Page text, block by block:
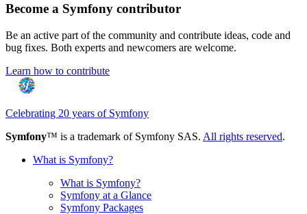
Become a Symfony contributor
Be an active part of the community and contribute ideas, code and
bug fixes. Both experts and newcomers are welcome.
Learn how to contribute
Celebrating 20 years of Symfony
Symfony™ is a trademark of Symfony SAS. All rights reserved.
What is Symfony?
What is Symfony?
Symfony at a Glance
Symfony Packages